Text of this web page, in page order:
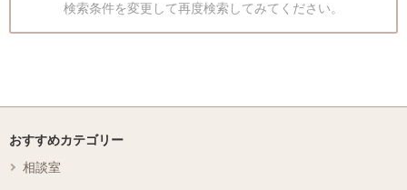
検索条件を変更して再度検索してみてください。
おすすめカテゴリー
相談室